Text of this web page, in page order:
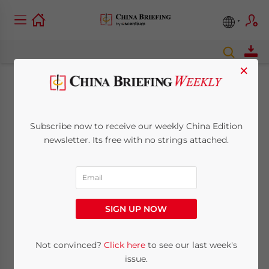
Regeln für
in Pilotgebieten
Posted byChina Briefing
15. März – China hat ein offizielles
×
Subscribe now to receive our weekly China Edition
newsletter. Its free with no strings attached.
SIGN UP NOW
Not convinced? Click hereto see our last week's
issue.